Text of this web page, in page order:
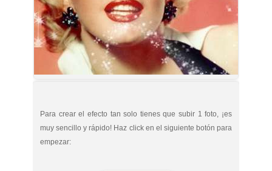
Para crear el efecto tan solo tienes que subir 1 foto, ¡es
muy sencillo y rápido! Haz click en el siguiente botón para
empezar: